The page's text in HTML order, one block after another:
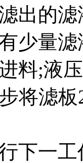
出的滤
少量
料;液
将滤
下一